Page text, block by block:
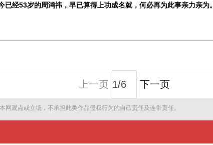
已经53岁的周鸿祎，早已算得上功成名就，何必再为此事亲力亲为。
上一页 下一页
观点或立场，不承担此类作品侵权行为的自己责任及连带责任。